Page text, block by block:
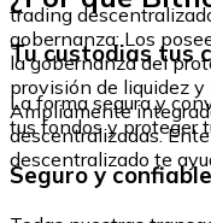
trading
gobernanza: Los
la gobernanza del
provisión de liquidez
Ampliamente
descentralizadas.
descentralizado te
Tu custodias tus
La forma segura y
tus fondos y proteger
Seguro y confiable